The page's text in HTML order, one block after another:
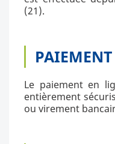
(21).
PAIEMENT
Le paiement en
entièrement
ou virement